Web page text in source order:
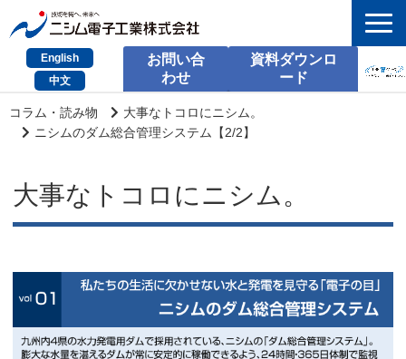
English
中文
お問い合
わせ
資料ダウンロ
ード
HOME
製品とサービス
課題別のご相談
会社情報
サポート情報
採用情報
コラム・読み物
大事なトコロにニシム。
ニシムのダム総合管理システム【2/2】
大事なトコロにニシム。